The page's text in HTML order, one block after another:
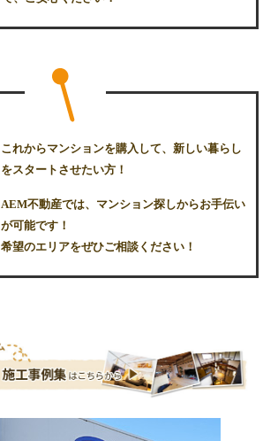
これからマンションを購入して、新しい暮らし
をスタートさせたい方！
AEM不動産では、マンション探しからお手伝い
が可能です！
希望のエリアをぜひご相談ください！